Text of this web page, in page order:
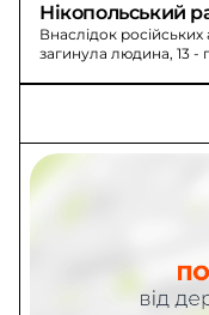
Нікопольський
Внаслідок
загинула людина, 13 -